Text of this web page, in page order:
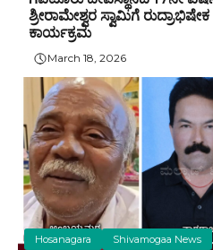
ಶ್ರೀರಾಮೇಶ್ವರ ಸ್ವಾಮಿಗೆ
ಕಾರ್ಯಕ್ರಮ
March 18, 2026
Hosanagara Shivamogaa News